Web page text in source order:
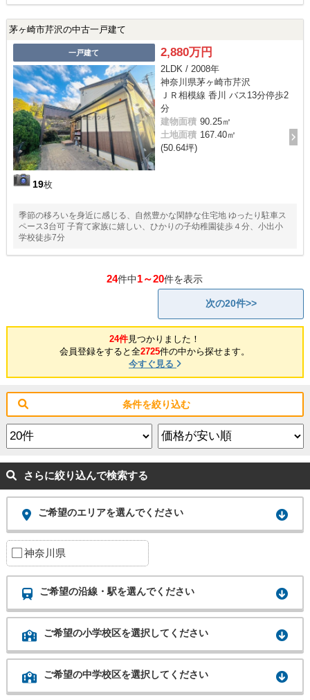
茅ヶ崎市芹沢の中古一戸建て
一戸建て
19枚
2,880万円
2LDK / 2008年
神奈川県茅ヶ崎市芹沢
ＪＲ相模線 香川 バス13分停歩2
分
建物面積 90.25㎡
土地面積 167.40㎡
(50.64坪)
季節の移ろいを身近に感じる、自然豊かな閑静な住宅地 ゆったり駐車ス
ペース3台可 子育て家族に嬉しい、ひかりの子幼稚園徒歩４分、小出小
学校徒歩7分
24件中1～20件を表示
次の20件>>
24件見つかりました！
会員登録をすると全2725件の中から探せます。
今すぐ見る
条件を絞り込む
さらに絞り込んで検索する
ご希望のエリアを選んでください
神奈川県
ご希望の沿線・駅を選んでください
ご希望の小学校区を選択してください
ご希望の中学校区を選択してください